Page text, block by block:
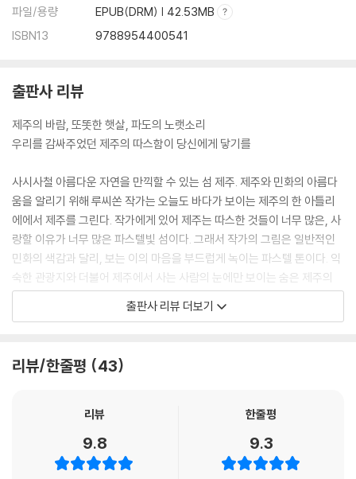
자전거 타기를 좋아하는 이유 <자전거 타기>
우리 둘이 카페 투어 <안빈낙도>
우리는 더욱 단단해지는 중 <겨울 갤러리>
다섯 번째 선물, 제주가 들려준 이야기
지금 이 순간의 행복 <파라다이스 제주 & 문자도>
그저 함께 꽃을 바라보는 것만으로도 <메밀꽃밭에서>
오늘도 폭삭 속았수다 <문자도 제주>
초록으로 우거진 숲에서
달이 머무는 바다 월정리 <고래가 될>
공존의 제주 <제주 도圖>
나의 무릉도원을 찾아서 <무릉도원 제주>
파일/용량
EPUB(DRM) | 42.53MB
ISBN13
9788954400541
출판사 리뷰
제주의 바람, 또똣한 햇살, 파도의 노랫소리
우리를 감싸주었던 제주의 따스함이 당신에게 닿기를
사시사철 아름다운 자연을 만끽할 수 있는 섬 제주. 제주와 민화의 아름다
움을 알리기 위해 루씨쏜 작가는 오늘도 바다가 보이는 제주의 한 아틀리
에에서 제주를 그린다. 작가에게 있어 제주는 따스한 것들이 너무 많은, 사
랑할 이유가 너무 많은 파스텔빛 섬이다. 그래서 작가의 그림은 일반적인
민화의 색감과 달리, 보는 이의 마음을 부드럽게 녹이는 파스텔 톤이다. 익
숙한 관광지와 더불어 제주에서 사는 사람의 눈에만 보이는 숨은 제주의
아름다움까지, 섬세한 붓의 필치처럼 예민한 감각으로 제주의 구석구석 어
여쁜 모습을 화폭에 담았다.
과 아이, 고양이 도롱이와 함께하는 평범한 일상에 깃들어 있는 작은 행복
을 토닥이고 따스하게 품어준 것은 제주의 자연이었다.
로 선물이 되었다. 제주에게서 받은 선물 중에서도 “진짜 나를 발견하고 스
스로 온전히 바라보게 된 것”이 가장 큰 선물이라 말한 작가는 이제 제주에
출판사 리뷰 더보기
리뷰/한줄평 43
리뷰
9.8
한줄평
9.3